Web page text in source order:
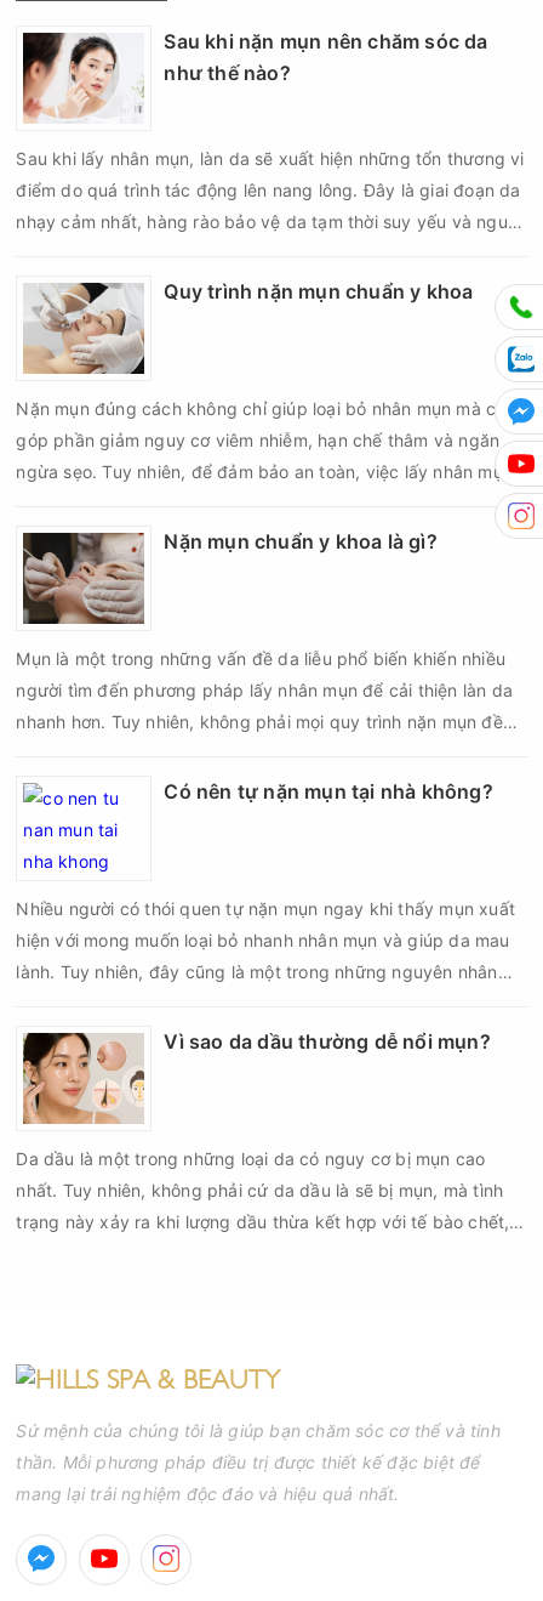
Sau khi nặn mụn nên chăm sóc da
như thế nào?
Sau khi lấy nhân mụn, làn da sẽ xuất hiện những tổn thương vi
điểm do quá trình tác động lên nang lông. Đây là giai đoạn da
nhạy cảm nhất, hàng rào bảo vệ da tạm thời suy yếu và nguy
nếu chăm sóc không đúng cách. Chính vì vậy, việc chăm sóc
da sau nặn mụn không chỉ giúp vùng da hồi phục nhanh hơn
mà còn góp phần giảm nguy cơ tái phát mụn và hạn chế các
biến chứng về sau.
Quy trình nặn mụn chuẩn y khoa
Nặn mụn đúng cách không chỉ giúp loại bỏ nhân mụn mà còn
góp phần giảm nguy cơ viêm nhiễm, hạn chế thâm và ngăn
ngừa sẹo. Tuy nhiên, để đảm bảo an toàn, việc lấy nhân mụn
cần được thực hiện theo đúng quy trình chuẩn y khoa với đầy
đủ các bước vô khuẩn và chăm sóc sau điều trị.
Nặn mụn chuẩn y khoa là gì?
Mụn là một trong những vấn đề da liễu phổ biến khiến nhiều
người tìm đến phương pháp lấy nhân mụn để cải thiện làn da
nhanh hơn. Tuy nhiên, không phải mọi quy trình nặn mụn đều
sai kỹ thuật hoặc lấy nhân mụn không đúng thời điểm, làn da
Có nên tự nặn mụn tại nhà không?
Nhiều người có thói quen tự nặn mụn ngay khi thấy mụn xuất
hiện với mong muốn loại bỏ nhanh nhân mụn và giúp da mau
lành. Tuy nhiên, đây cũng là một trong những nguyên nhân
tăng nguy cơ viêm nhiễm, thâm và sẹo.
Vì sao da dầu thường dễ nổi mụn?
Da dầu là một trong những loại da có nguy cơ bị mụn cao
nhất. Tuy nhiên, không phải cứ da dầu là sẽ bị mụn, mà tình
trạng này xảy ra khi lượng dầu thừa kết hợp với tế bào chết,
Sứ mệnh của chúng tôi là giúp bạn chăm sóc cơ thể và tinh
thần. Mỗi phương pháp điều trị được thiết kế đặc biệt để
mang lại trải nghiệm độc đáo và hiệu quả nhất.